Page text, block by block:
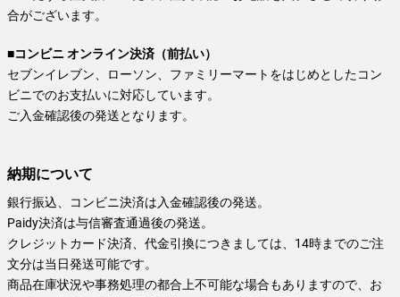
合がございます。
■コンビニ オンライン決済（前払い）
セブンイレブン、ローソン、ファミリーマートをはじめとしたコン
ビニでのお支払いに対応しています。
ご入金確認後の発送となります。
納期について
銀行振込、コンビニ決済は入金確認後の発送。
Paidy決済は与信審査通過後の発送。
クレジットカード決済、代金引換につきましては、14時までのご注
文分は当日発送可能です。
商品在庫状況や事務処理の都合上不可能な場合もありますので、お